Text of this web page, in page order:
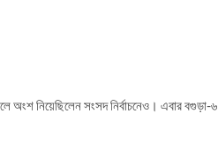
নিয়েছিলেন সংসদ নির্বাচনেও। এবার বগুড়া-৬